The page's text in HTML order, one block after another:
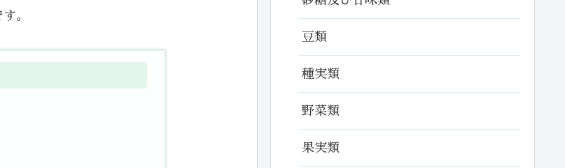
。
豆類
種実類
野菜類
果実類